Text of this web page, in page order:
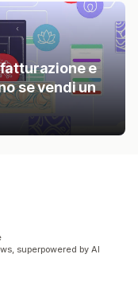
e
se vendi un
superpowered by AI